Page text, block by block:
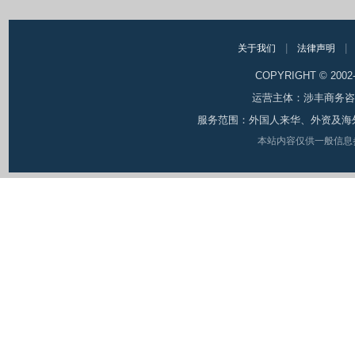
关于我们 法律声明
COPYRIGHT ©
运营主体：涉丰商务
服务范围：外国人来华、外资及
本站内容仅供一般信